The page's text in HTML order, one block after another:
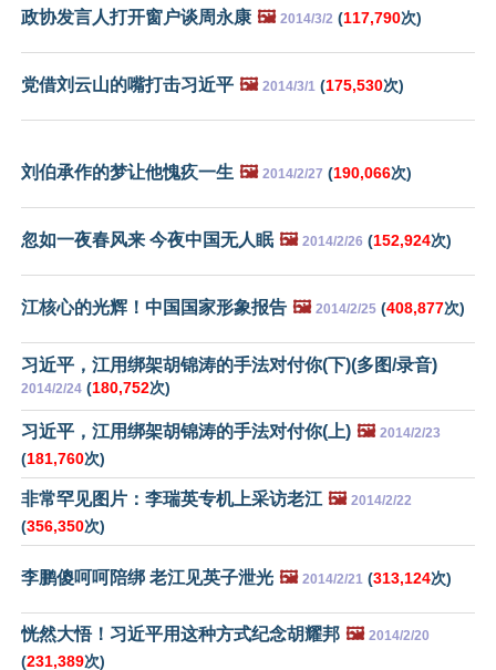
政协发言人打开窗户谈周永康 🖼️ 2014/3/2 (117,790次)
党借刘云山的嘴打击习近平 🖼️ 2014/3/1 (175,530次)
刘伯承作的梦让他愧疚一生 🖼️ 2014/2/27 (190,066次)
忽如一夜春风来 今夜中国无人眠 🖼️ 2014/2/26 (152,924次)
江核心的光辉！中国国家形象报告 🖼️ 2014/2/25 (408,877次)
习近平，江用绑架胡锦涛的手法对付你(下)(多图/录音)
2014/2/24 (180,752次)
习近平，江用绑架胡锦涛的手法对付你(上) 🖼️ 2014/2/23
(181,760次)
非常罕见图片：李瑞英专机上采访老江 🖼️ 2014/2/22
(356,350次)
李鹏傻呵呵陪绑 老江见英子泄光 🖼️ 2014/2/21 (313,124次)
恍然大悟！习近平用这种方式纪念胡耀邦 🖼️ 2014/2/20
(231,389次)